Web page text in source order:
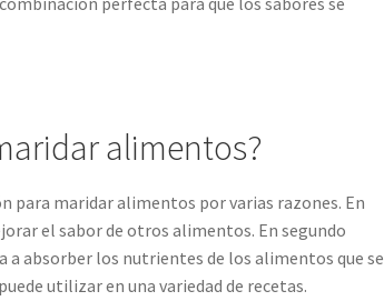
alimentos?
para maridar alimentos por varias razones. En
el sabor de otros alimentos. En segundo
a absorber los nutrientes de los alimentos que se
utilizar en una variedad de recetas.